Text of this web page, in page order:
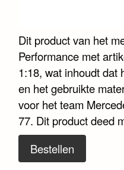
Dit product van het
Performance met
1:18, wat inhoudt dat
en het gebruikte
voor het team
77. Dit product deed
Bestellen